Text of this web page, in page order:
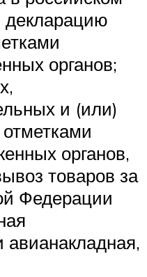
декларацию
органов;
и (или)
органов,
товаров за
Федерации